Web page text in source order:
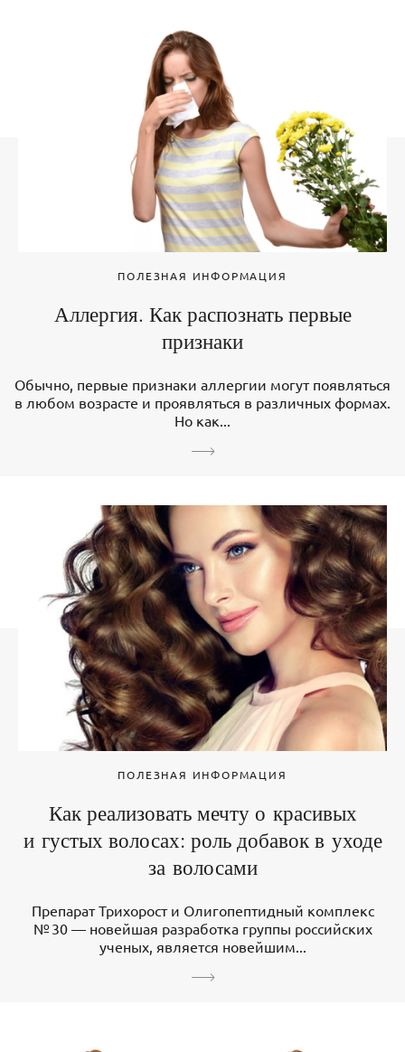
ПОЛЕЗНАЯ ИНФОРМАЦИЯ
Аллергия. Как распознать первые
признаки
Обычно, первые признаки аллергии могут появляться
в любом возрасте и проявляться в различных формах.
Но как...
ПОЛЕЗНАЯ ИНФОРМАЦИЯ
Как реализовать мечту о красивых
и густых волосах: роль добавок в уходе
за волосами
Препарат Трихорост и Олигопептидный комплекс
№ 30 — новейшая разработка группы российских
ученых, является новейшим...